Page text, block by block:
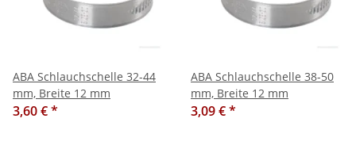
ABA Schlauchschelle 32-44
mm, Breite 12 mm
3,60 €*
ABA Schlauchschelle 38-50
mm, Breite 12 mm
3,09 €*